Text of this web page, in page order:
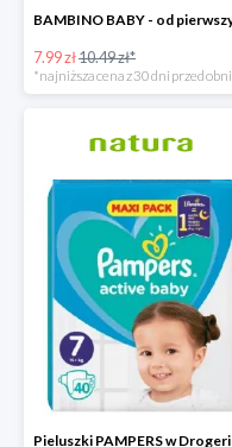
7.99 zł10.49 zł*